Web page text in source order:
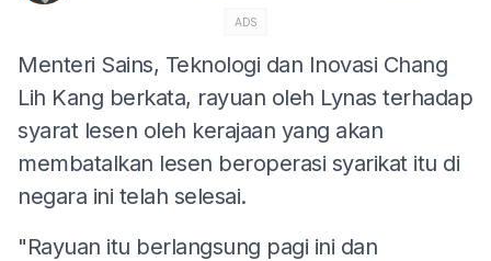
ADS
Menteri Sains, Teknologi dan Inovasi Chang
Lih Kang berkata, rayuan oleh Lynas terhadap
syarat lesen oleh kerajaan yang akan
membatalkan lesen beroperasi syarikat itu di
negara ini telah selesai.
"Rayuan itu berlangsung pagi ini dan